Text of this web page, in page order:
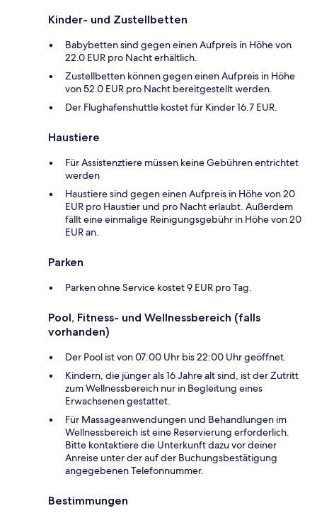
Kinder- und Zustellbetten
Babybetten sind gegen einen Aufpreis in Höhe von
22.0 EUR pro Nacht erhältlich.
Zustellbetten können gegen einen Aufpreis in Höhe
von 52.0 EUR pro Nacht bereitgestellt werden.
Der Flughafenshuttle kostet für Kinder 16.7 EUR.
Haustiere
Für Assistenztiere müssen keine Gebühren entrichtet
werden
Haustiere sind gegen einen Aufpreis in Höhe von 20
EUR pro Haustier und pro Nacht erlaubt. Außerdem
fällt eine einmalige Reinigungsgebühr in Höhe von 20
EUR an.
Parken
Parken ohne Service kostet 9 EUR pro Tag.
Pool, Fitness- und Wellnessbereich (falls
vorhanden)
Der Pool ist von 07:00 Uhr bis 22:00 Uhr geöffnet.
Kindern, die jünger als 16 Jahre alt sind, ist der Zutritt
zum Wellnessbereich nur in Begleitung eines
Erwachsenen gestattet.
Für Massageanwendungen und Behandlungen im
Wellnessbereich ist eine Reservierung erforderlich.
Bitte kontaktiere die Unterkunft dazu vor deiner
Anreise unter der auf der Buchungsbestätigung
angegebenen Telefonnummer.
Bestimmungen